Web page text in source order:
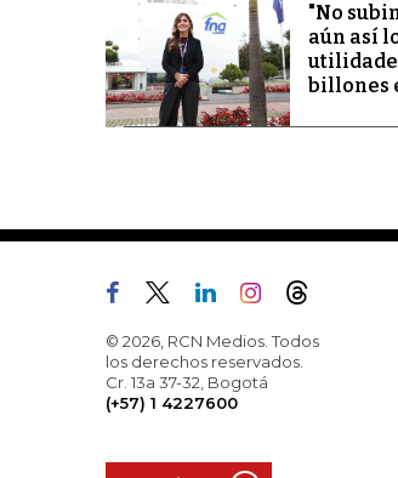
"No
aún así
billones
© 2026, RCN Medios. Todos
los derechos reservados.
Cr. 13a 37-32, Bogotá
(+57) 1 4227600